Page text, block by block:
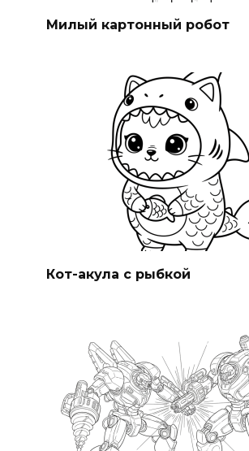
Милый картонный робот
Кот-акула с рыбкой